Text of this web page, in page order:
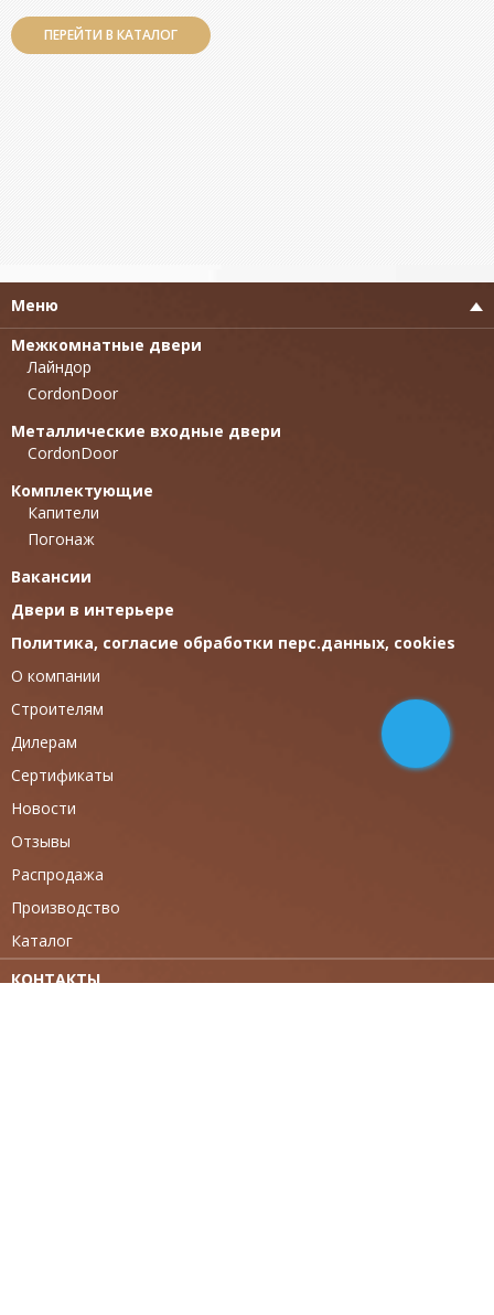
ПЕРЕЙТИ В КАТАЛОГ
Меню
Межкомнатные двери
Лайндор
CordonDoor
Металлические входные двери
CordonDoor
Комплектующие
Капители
Погонаж
Вакансии
Двери в интерьере
Политика, согласие обработки перс.данных, cookies
О компании
Строителям
Дилерам
Сертификаты
Новости
Отзывы
Распродажа
Производство
Каталог
КОНТАКТЫ